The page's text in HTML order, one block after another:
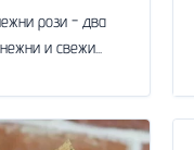
рози - два
и свежи...